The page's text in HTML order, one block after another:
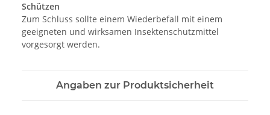
Schützen
Zum Schluss sollte einem Wiederbefall mit einem
geeigneten und wirksamen Insektenschutzmittel
vorgesorgt werden.
Angaben zur Produktsicherheit